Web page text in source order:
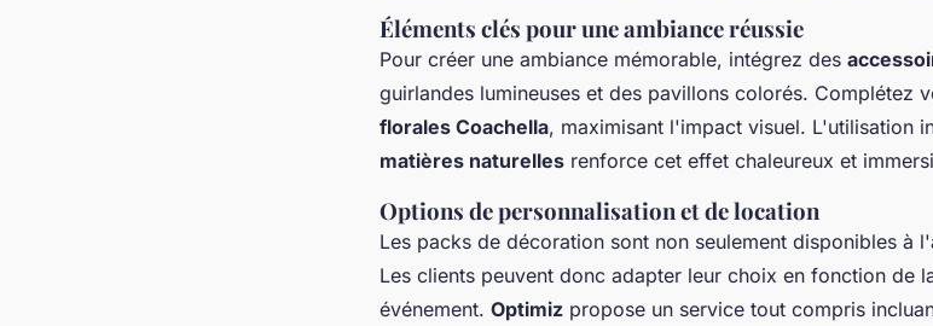
Éléments clés pour une ambiance réussie
Pour créer une ambiance mémorable, intégrez des
guirlandes lumineuses et des pavillons colorés. Complétez
florales Coachella, maximisant l'impact visuel. L'utilisation
matières naturelles renforce cet effet chaleureux et
Options de personnalisation et de location
Les packs de décoration sont non seulement disponibles à
Les clients peuvent donc adapter leur choix en fonction de
événement. Optimiz propose un service tout compris